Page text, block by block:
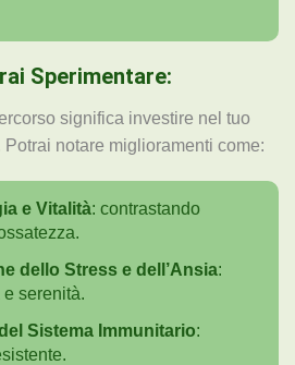
Sperimentare:
significa investire nel tuo
notare miglioramenti come:
e Vitalità: contrastando
dello Stress e dell’Ansia:
serenità.
Sistema Immunitario: